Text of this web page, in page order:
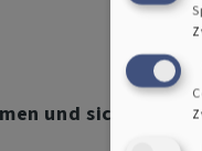
und sich als